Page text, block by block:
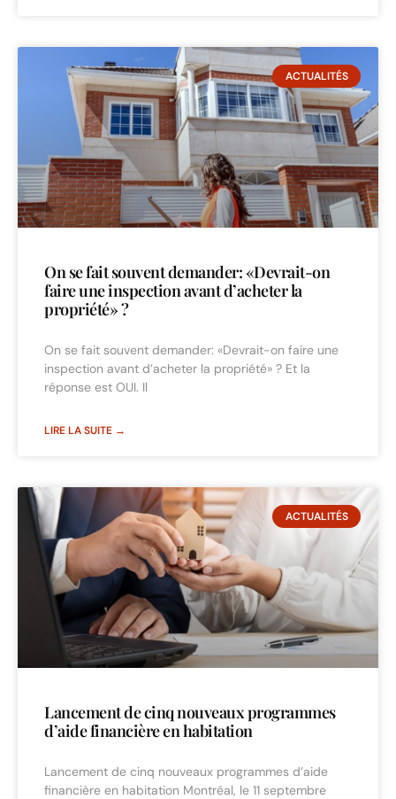
ACTUALITÉS
On se fait souvent demander: «Devrait-on
faire une inspection avant d’acheter la
propriété» ?
On se fait souvent demander: «Devrait-on faire une
inspection avant d’acheter la propriété» ? Et la
réponse est OUI. Il
LIRE LA SUITE →
ACTUALITÉS
Lancement de cinq nouveaux programmes
d’aide financière en habitation
Lancement de cinq nouveaux programmes d’aide
financière en habitation Montréal, le 11 septembre